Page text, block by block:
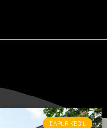
DAPUR KECIL